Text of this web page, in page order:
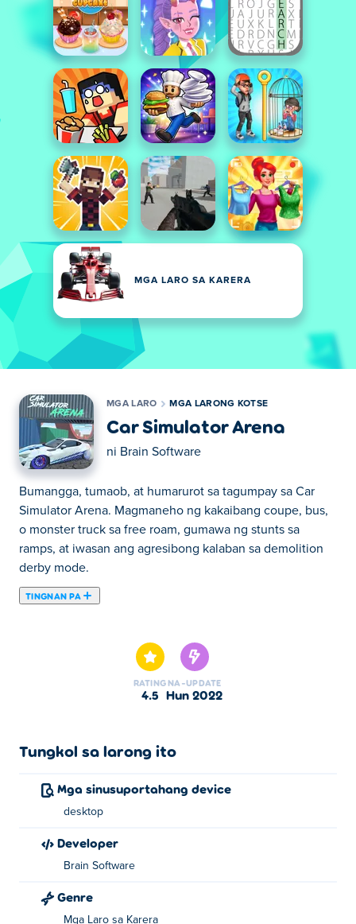
MGA LARO SA KARERA
MGA LARO MGA LARONG KOTSE
Car Simulator Arena
ni Brain Software
Bumangga, tumaob, at humarurot sa tagumpay sa Car
Simulator Arena. Magmaneho ng kakaibang coupe, bus,
o monster truck sa free roam, gumawa ng stunts sa
ramps, at iwasan ang agresibong kalaban sa demolition
derby mode.
TINGNAN PA
RATING
4.5
NA-UPDATE
Hun 2022
Tungkol sa larong ito
Mga sinusuportahang device
desktop
Developer
Brain Software
Genre
Mga Laro sa Karera